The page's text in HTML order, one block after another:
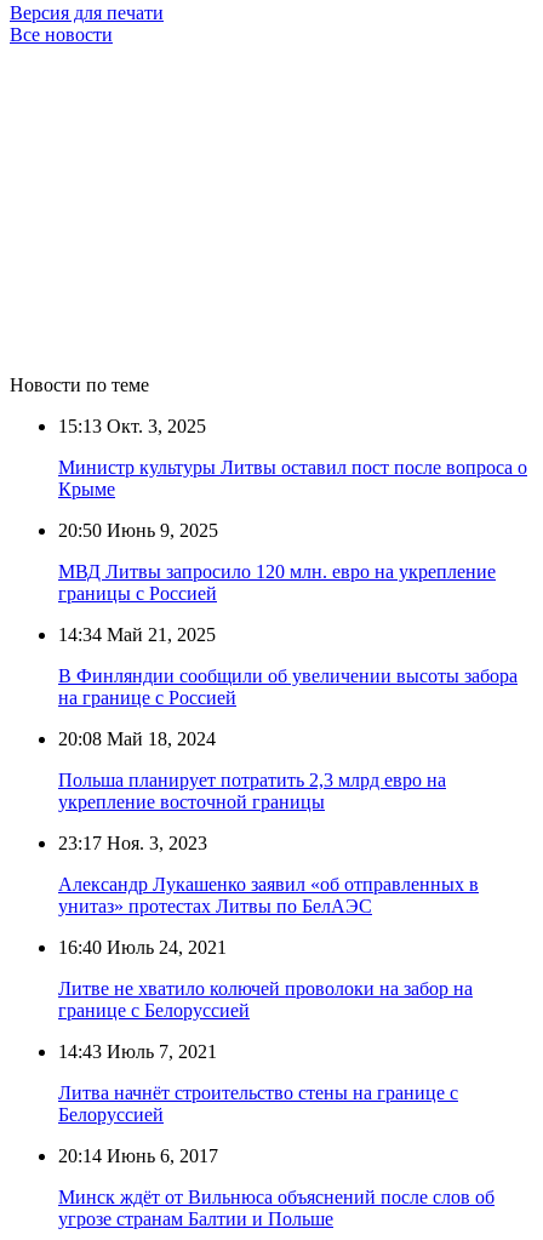
Версия для печати
Все новости
Новости по теме
15:13 Окт. 3, 2025
Министр культуры Литвы оставил пост после вопроса о
Крыме
20:50 Июнь 9, 2025
МВД Литвы запросило 120 млн. евро на укрепление
границы с Россией
14:34 Май 21, 2025
В Финляндии сообщили об увеличении высоты забора
на границе с Россией
20:08 Май 18, 2024
Польша планирует потратить 2,3 млрд евро на
укрепление восточной границы
23:17 Ноя. 3, 2023
Александр Лукашенко заявил «об отправленных в
унитаз» протестах Литвы по БелАЭС
16:40 Июль 24, 2021
Литве не хватило колючей проволоки на забор на
границе с Белоруссией
14:43 Июль 7, 2021
Литва начнёт строительство стены на границе с
Белоруссией
20:14 Июнь 6, 2017
Минск ждёт от Вильнюса объяснений после слов об
угрозе странам Балтии и Польше